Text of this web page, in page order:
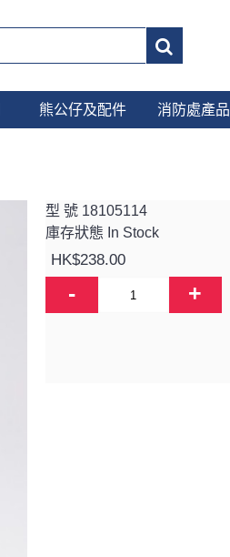
熊公仔及配件 消防處產品
型 號 18105114
庫存狀態 In Stock
HK$238.00
- +